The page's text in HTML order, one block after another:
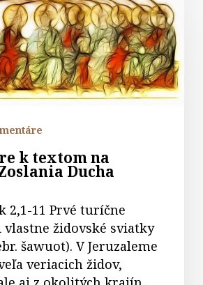
k textom na
Ducha
2,1-11 Prvé turíčne
židovské sviatky
šawuot). V Jeruzaleme
veriacich židov,